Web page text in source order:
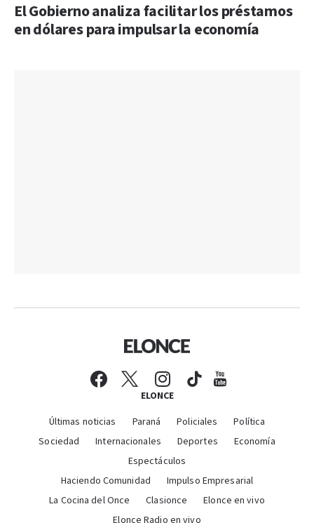
El Gobierno analiza facilitar los préstamos
en dólares para impulsar la economía
ELONCE
Últimas noticias Paraná Policiales
Política
Sociedad
Internacionales Deportes
Economía
Espectáculos
Haciendo Comunidad
Impulso Empresarial
La Cocina del Once
Clasionce
Elonce en vivo
Elonce Radio en vivo